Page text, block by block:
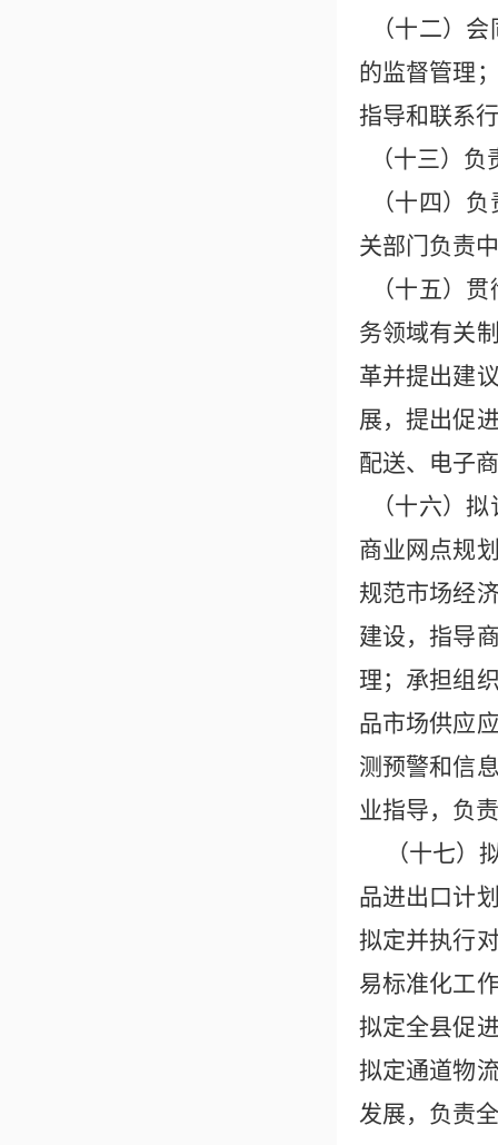
（十二）
的监督管理
指导和联系
（十三）负
（十四）
关部门负责
（十五）
务领域有关
革并提出建
展，提出促
配送、电子
（十六）
商业网点规
规范市场经
建设，指导
理；承担组
品市场供应
测预警和信
业指导，负
（十七）
品进出口计
拟定并执行
易标准化工
拟定全县促
拟定通道物
发展，负责